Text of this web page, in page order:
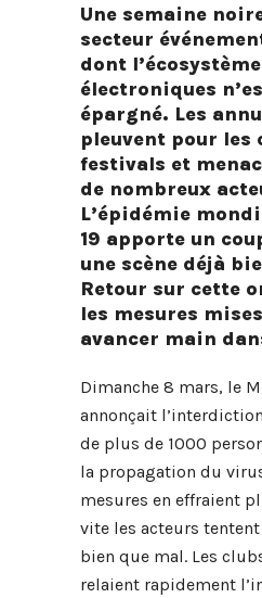
Une semaine
secteur
dont
électroniques
épargné. Les
pleuvent pour les
festivals et
de nombreux
L’épidémie
19 apporte un
une scène déjà
Retour sur cette
les mesures
avancer main
Dimanche 8 mars, le
annonçait
de plus de 1000
la propagation du
mesures en effraient
vite les acteurs
bien que mal. Les
relaient rapidement